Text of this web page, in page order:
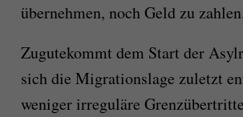
übernehmen, noch Geld zu
Zugutekommt dem Start der
sich die Migrationslage zuletzt
weniger irreguläre